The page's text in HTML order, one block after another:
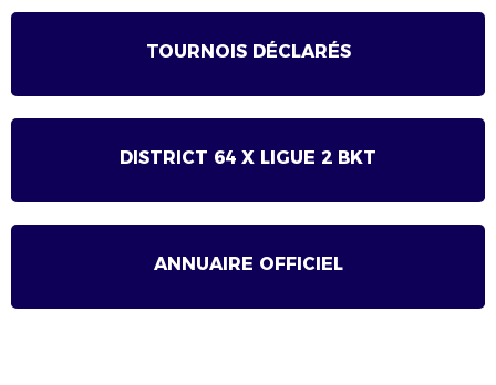
TOURNOIS DÉCLARÉS
DISTRICT 64 X LIGUE 2 BKT
ANNUAIRE OFFICIEL